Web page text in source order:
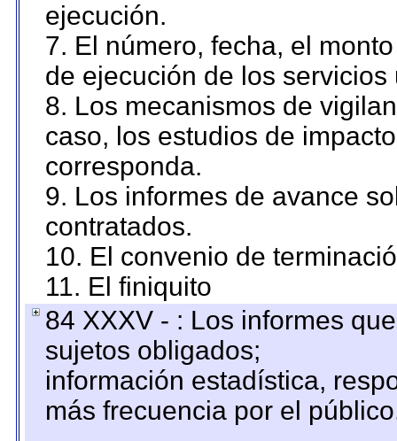
ejecución.
7. El número, fecha, el
de ejecución de los servicios
8. Los mecanismos de
caso, los estudios de
corresponda.
9. Los informes de avance
contratados.
10. El convenio de
11. El finiquito
84 XXXV - : Los informes
sujetos obligados;
información estadística,
más frecuencia por el